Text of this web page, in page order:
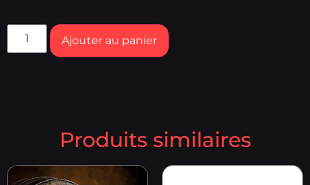
Ajouter au panier
Produits similaires